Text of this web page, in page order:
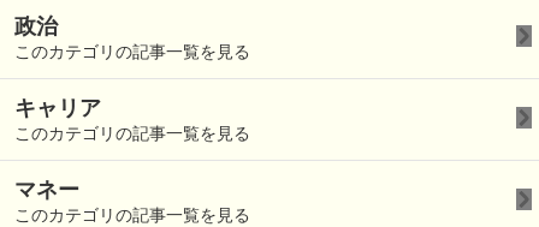
政治
このカテゴリの記事一覧を見る
キャリア
このカテゴリの記事一覧を見る
マネー
このカテゴリの記事一覧を見る